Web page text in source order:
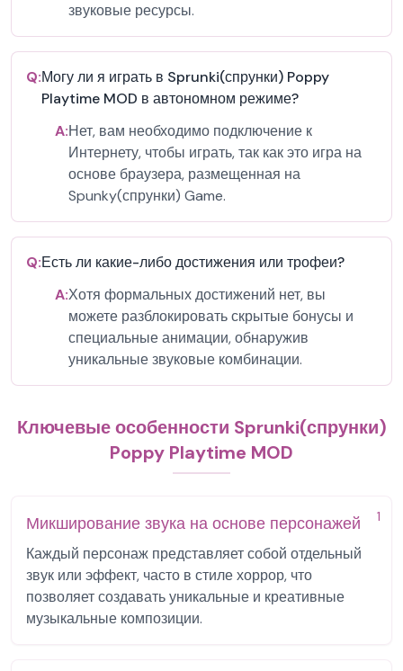
звуковые ресурсы.
Q:Могу ли я играть в Sprunki(спрунки) Poppy
Playtime MOD в автономном режиме?
A:Нет, вам необходимо подключение к
Интернету, чтобы играть, так как это игра на
основе браузера, размещенная на
Spunky(спрунки) Game.
Q:Есть ли какие-либо достижения или трофеи?
A:Хотя формальных достижений нет, вы
можете разблокировать скрытые бонусы и
специальные анимации, обнаружив
уникальные звуковые комбинации.
Ключевые особенности Sprunki(спрунки)
Poppy Playtime MOD
1
Микширование звука на основе персонажей
Каждый персонаж представляет собой отдельный
звук или эффект, часто в стиле хоррор, что
позволяет создавать уникальные и креативные
музыкальные композиции.